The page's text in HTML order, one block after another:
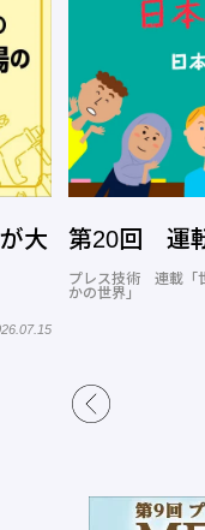
大 第20回 運
プレス技術 連載「
かの世界」